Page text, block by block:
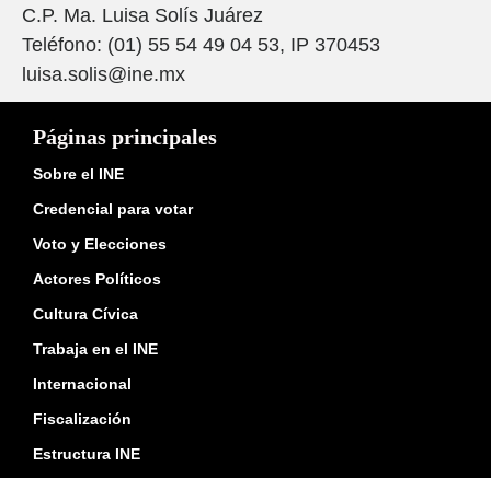
C.P. Ma. Luisa Solís Juárez
Teléfono: (01) 55 54 49 04 53, IP 370453
luisa.solis@ine.mx
Páginas principales
Sobre el INE
Credencial para votar
Voto y Elecciones
Actores Políticos
Cultura Cívica
Trabaja en el INE
Internacional
Fiscalización
Estructura INE